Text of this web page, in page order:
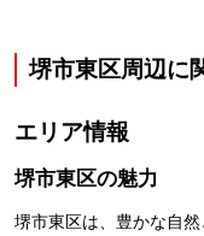
堺市東区周辺に
エリア情報
堺市東区の魅力
堺市東区は、豊かな自